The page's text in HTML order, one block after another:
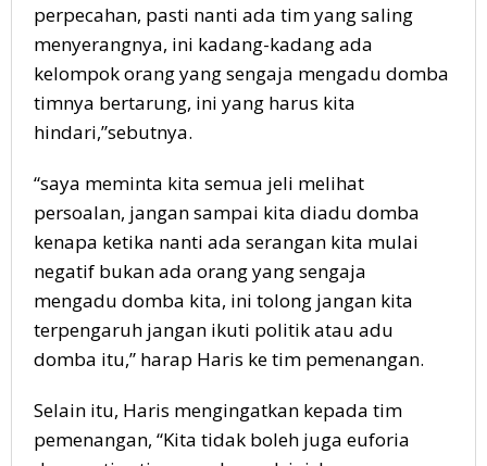
perpecahan, pasti nanti ada tim yang saling
menyerangnya, ini kadang-kadang ada
kelompok orang yang sengaja mengadu domba
timnya bertarung, ini yang harus kita
hindari,”sebutnya.
“saya meminta kita semua jeli melihat
persoalan, jangan sampai kita diadu domba
kenapa ketika nanti ada serangan kita mulai
negatif bukan ada orang yang sengaja
mengadu domba kita, ini tolong jangan kita
terpengaruh jangan ikuti politik atau adu
domba itu,” harap Haris ke tim pemenangan.
Selain itu, Haris mengingatkan kepada tim
pemenangan, “Kita tidak boleh juga euforia